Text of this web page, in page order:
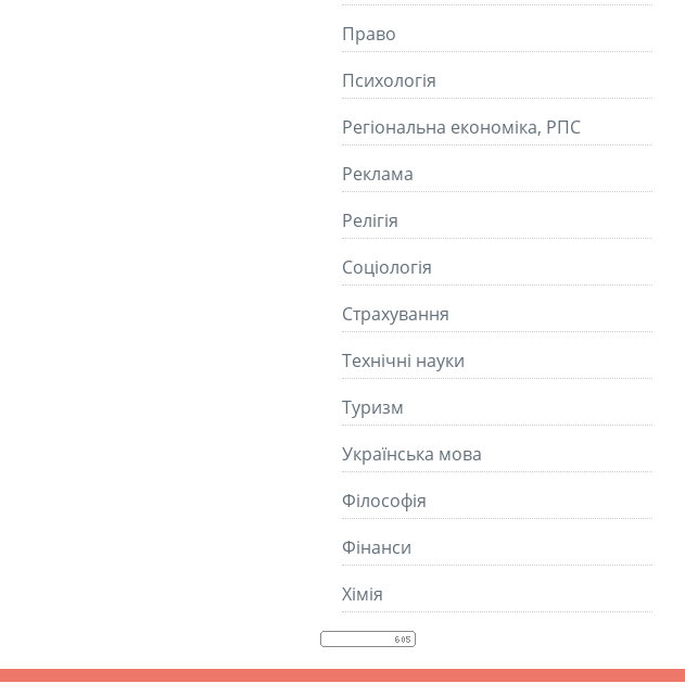
Право
Психологія
Регіональна економіка, РПС
Реклама
Релігія
Соціологія
Страхування
Технічні науки
Туризм
Українська мова
Філософія
Фінанси
Хімія